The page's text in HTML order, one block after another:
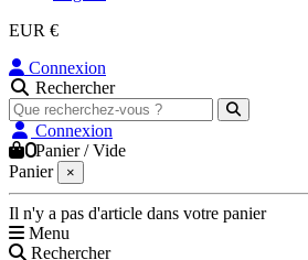
EUR €
Connexion
Rechercher
Connexion
0Panier /Vide
Panier
×
Il n'y a pas d'article dans votre panier
Menu
Rechercher